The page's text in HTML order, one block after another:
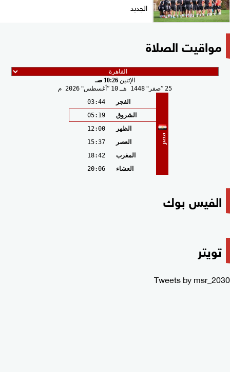
الجديد
مواقيت الصلاة
الإثنين 10:26 صـ
25 صفر 1448 هـ 10 أغسطس 2026 م
مصر
الفجر
03:44
الشروق
05:19
الظهر
12:00
العصر
15:37
المغرب
18:42
العشاء
20:06
الفيس بوك
تويتر
Tweets by msr_2030